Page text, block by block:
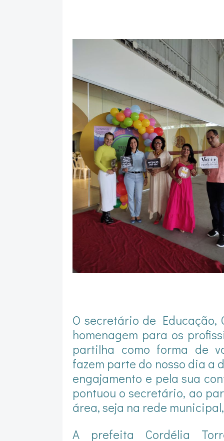
O secretário de
homenagem para os
partilha como forma de
fazem parte do nosso dia a
engajamento e pela sua
pontuou o secretário, ao
área, seja na rede
A prefeita Cordélia